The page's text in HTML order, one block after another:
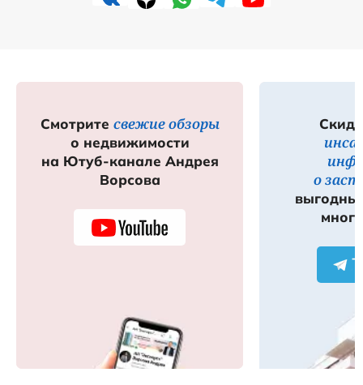
Смотрите свежие обзоры
о недвижимости
на Ютуб-канале Андрея
Ворсова
о